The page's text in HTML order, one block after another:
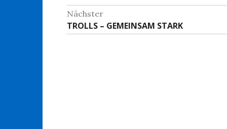
Beitrag:
Nächster
Nächster
Beitrag:
TROLLS – GEMEINSAM STARK